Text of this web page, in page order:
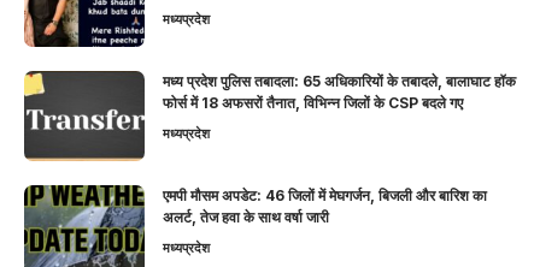
मध्यप्रदेश
मध्य प्रदेश पुलिस तबादला: 65 अधिकारियों के तबादले, बालाघाट हॉक
फोर्स में 18 अफसरों तैनात, विभिन्न जिलों के CSP बदले गए
मध्यप्रदेश
एमपी मौसम अपडेट: 46 जिलों में मेघगर्जन, बिजली और बारिश का
अलर्ट, तेज हवा के साथ वर्षा जारी
मध्यप्रदेश